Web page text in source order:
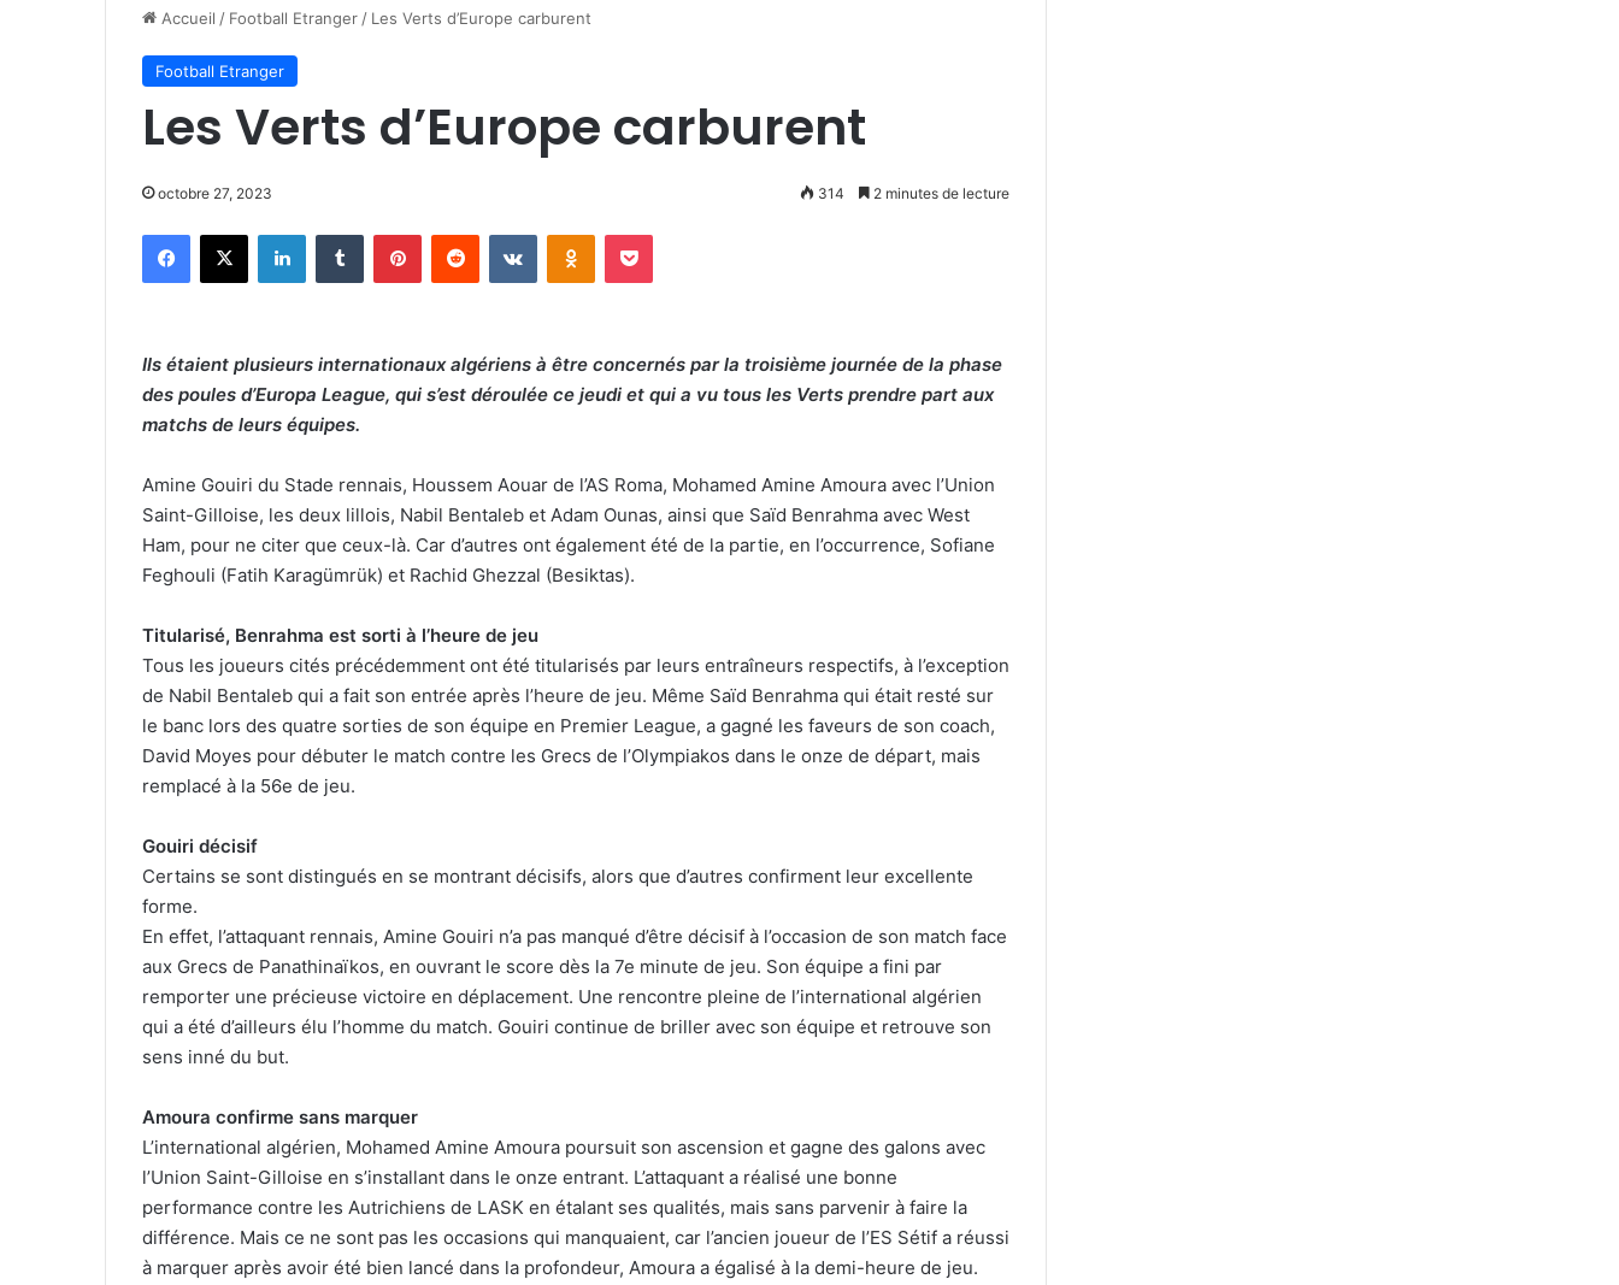
Accueil / Football Etranger / Les Verts d’Europe carburent
Football Etranger
Les Verts d’Europe carburent
octobre 27, 2023 314 2 minutes de lecture
Facebook
X LinkedinTumblr PinterestReddit VKontakteOdnoklassniki
Pocket
Ils étaient plusieurs internationaux algériens à être concernés par la troisième journée de la phase
des poules d’Europa League, qui s’est déroulée ce jeudi et qui a vu tous les Verts prendre part aux
matchs de leurs équipes.
Amine Gouiri du Stade rennais, Houssem Aouar de l’AS Roma, Mohamed Amine Amoura avec l’Union
Saint-Gilloise, les deux lillois, Nabil Bentaleb et Adam Ounas, ainsi que Saïd Benrahma avec West
Ham, pour ne citer que ceux-là. Car d’autres ont également été de la partie, en l’occurrence, Sofiane
Feghouli (Fatih Karagümrük) et Rachid Ghezzal (Besiktas).
Titularisé, Benrahma est sorti à l’heure de jeu
Tous les joueurs cités précédemment ont été titularisés par leurs entraîneurs respectifs, à l’exception
de Nabil Bentaleb qui a fait son entrée après l’heure de jeu. Même Saïd Benrahma qui était resté sur
le banc lors des quatre sorties de son équipe en Premier League, a gagné les faveurs de son coach,
David Moyes pour débuter le match contre les Grecs de l’Olympiakos dans le onze de départ, mais
remplacé à la 56e de jeu.
Gouiri décisif
Certains se sont distingués en se montrant décisifs, alors que d’autres confirment leur excellente
forme.
En effet, l’attaquant rennais, Amine Gouiri n’a pas manqué d’être décisif à l’occasion de son match face
aux Grecs de Panathinaïkos, en ouvrant le score dès la 7e minute de jeu. Son équipe a fini par
remporter une précieuse victoire en déplacement. Une rencontre pleine de l’international algérien
qui a été d’ailleurs élu l’homme du match. Gouiri continue de briller avec son équipe et retrouve son
sens inné du but.
Amoura confirme sans marquer
L’international algérien, Mohamed Amine Amoura poursuit son ascension et gagne des galons avec
l’Union Saint-Gilloise en s’installant dans le onze entrant. L’attaquant a réalisé une bonne
performance contre les Autrichiens de LASK en étalant ses qualités, mais sans parvenir à faire la
différence. Mais ce ne sont pas les occasions qui manquaient, car l’ancien joueur de l’ES Sétif a réussi
à marquer après avoir été bien lancé dans la profondeur, Amoura a égalisé à la demi-heure de jeu.